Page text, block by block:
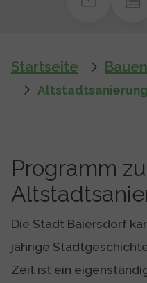
Startseite
Altstadtsanierung
Programm
Die Stadt Baiersdorf
jährige
Zeit ist ein